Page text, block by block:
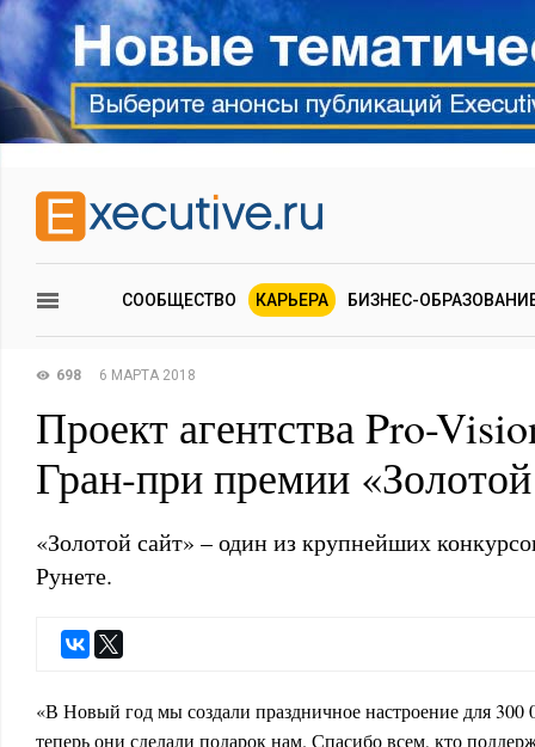
СООБЩЕСТВО КАРЬЕРА БИЗНЕС-
698 6 МАРТА 2018
Проект агентства Pro-
Гран-при премии
«Золотой сайт» – один из крупнейших
Рунете.
«В Новый год мы создали праздничное настроение для 300
теперь они сделали подарок нам. Спасибо всем, кто